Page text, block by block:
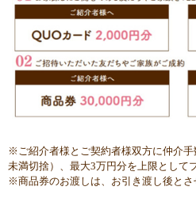
※ご紹介者様とご契約者様双方に仲介手
未満切捨）、最大3万円分を上限として
※商品券のお渡しは、お引き渡し後とさ